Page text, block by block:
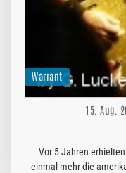
Warrant
15. Aug.
Vor 5 Jahren
einmal mehr die